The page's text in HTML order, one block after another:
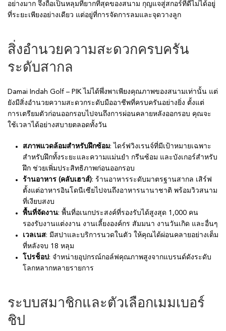
อย่างมาก จึงถือเป็นหลุมที่ยากที่สุดของสนาม กุญแจสู่สกอร์ที่ดีไม่ได้อยู่
ที่ระยะเพียงอย่างเดียว แต่อยู่ที่การจัดการลมและจุดวางลูก
สิ่งอำนวยความสะดวกครบครัน
ระดับสากล
Damai Indah Golf – PIK ไม่ได้พึ่งพาเพียงคุณภาพของสนามเท่านั้น แต่
ยังมีสิ่งอำนวยความสะดวกระดับมืออาชีพที่ครบครันอย่างยิ่ง ตั้งแต่
การเตรียมตัวก่อนออกรอบไปจนถึงการผ่อนคลายหลังออกรอบ คุณจะ
ใช้เวลาได้อย่างสบายตลอดทั้งวัน
สภาพแวดล้อมสำหรับฝึกซ้อม: ไดร์ฟวิงเรนจ์ที่มีเป้าหมายเฉพาะ
สำหรับฝึกทั้งระยะและความแม่นยำ กรีนซ้อม และบังเกอร์สำหรับ
ฝึก ช่วยเพิ่มประสิทธิภาพก่อนออกรอบ
ร้านอาหาร (คลับเฮาส์): ร้านอาหารระดับมาตรฐานสากล เสิร์ฟ
ตั้งแต่อาหารอินโดนีเซียไปจนถึงอาหารนานาชาติ พร้อมวิวสนาม
ที่เงียบสงบ
พื้นที่จัดงาน: พื้นที่อเนกประสงค์ที่รองรับได้สูงสุด 1,000 คน
รองรับงานแต่งงาน งานเลี้ยงองค์กร สัมมนา งานวันเกิด และอื่นๆ
เวลเนส: มีสปาและบริการนวดในตัว ให้คุณได้ผ่อนคลายอย่างเต็ม
ที่หลังจบ 18 หลุม
โปรช็อป : จำหน่ายอุปกรณ์กอล์ฟคุณภาพสูงจากแบรนด์ดังระดับ
โลกหลากหลายรายการ
ระบบสมาชิกและตัวเลือกเมมเบอร์
ชิป